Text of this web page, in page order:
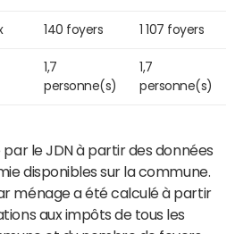
140 foyers 1 107 foyers
1,7
personne(s)
1,7
personne(s)
le JDN à partir des données
disponibles sur la commune.
ménage a été calculé à partir
aux impôts de tous les